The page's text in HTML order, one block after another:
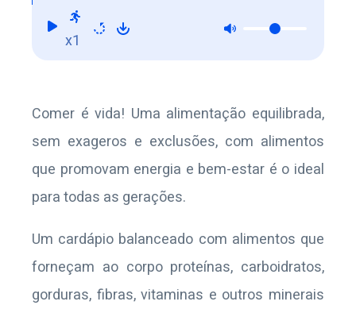
x1
Comer é vida! Uma alimentação equilibrada,
sem exageros e exclusões, com alimentos
que promovam energia e bem-estar é o ideal
para todas as gerações.
Um cardápio balanceado com alimentos que
forneçam ao corpo proteínas, carboidratos,
gorduras, fibras, vitaminas e outros minerais